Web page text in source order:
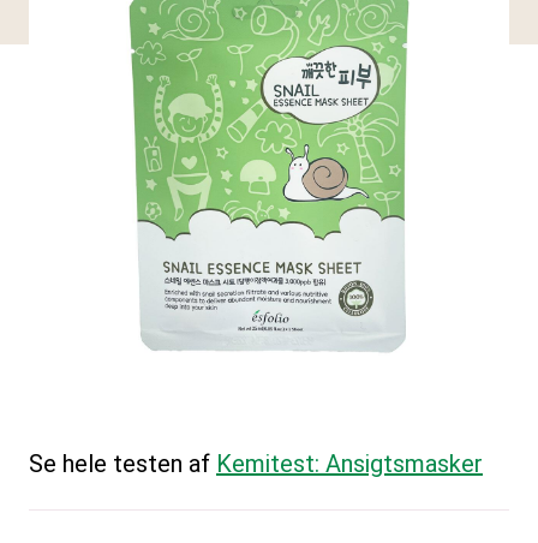
Se hele testen af Kemitest: Ansigtsmasker